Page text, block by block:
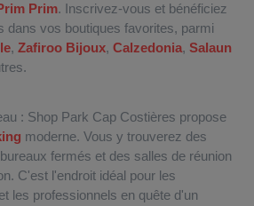
Prim. Inscrivez-vous et bénéficiez
dans vos boutiques favorites, parmi
, Zafiroo Bijoux, Calzedonia, Salaun
: Shop Park Cap Costières propose
moderne. Vous y trouverez des
fermés et des salles de réunion
C'est l'endroit idéal pour les
les professionnels en quête d'un